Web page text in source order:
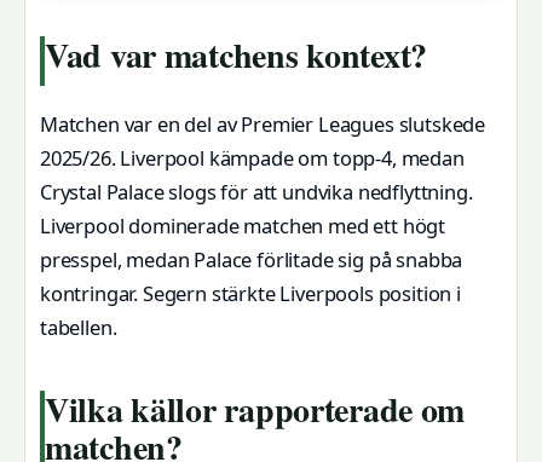
Vad var matchens kontext?
Matchen var en del av Premier Leagues slutskede
2025/26. Liverpool kämpade om topp‑4, medan
Crystal Palace slogs för att undvika nedflyttning.
Liverpool dominerade matchen med ett högt
presspel, medan Palace förlitade sig på snabba
kontringar. Segern stärkte Liverpools position i
tabellen.
Vilka källor rapporterade om
matchen?